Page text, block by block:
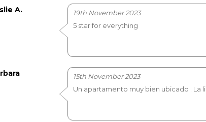
A.
19th November 2023
5 star for everything
15th November 2023
Un apartamento muy bien ubicado . La